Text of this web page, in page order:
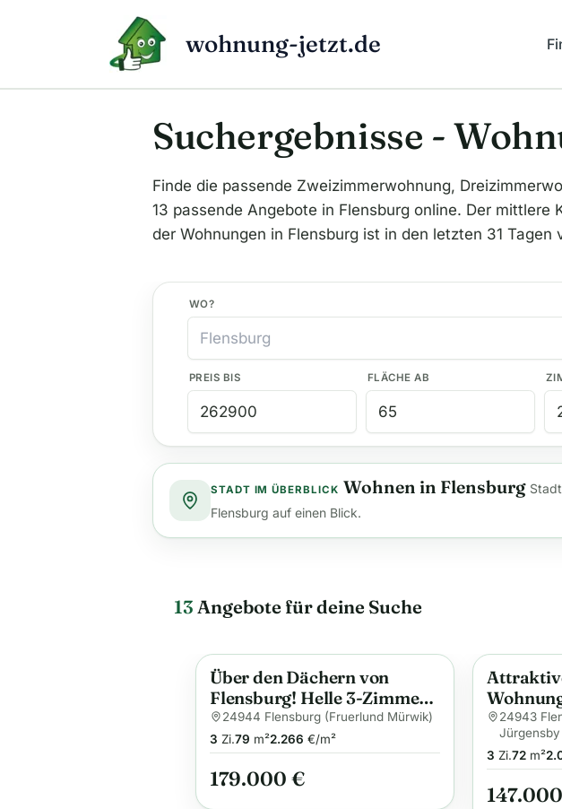
wohnung-jetzt.de
Suchergebnisse -
Finde die passende Zweizimmerwohnung,
13 passende Angebote in Flensburg online. Der mittlere
der Wohnungen in Flensburg ist in den letzten 31
WO?
PREIS BIS FLÄCHE AB
STADT IM ÜBERBLICK Wohnen in Flensburg
Flensburg auf einen Blick.
13 Angebote für deine Suche
Anzeige
Über den Dächern von
Flensburg! Helle 3-Zimmer-
Eigentumswohnung mit
Balkon in Flensburg-
Mürwik
24944 Flensburg (Fruerlund Mürwik)
3 Zi.79 m²2.266 €/m²
179.000 €
Anzeige
Aufzug
24943
3 Zi.72 m²